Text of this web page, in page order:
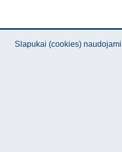
Slapukai (cookies)